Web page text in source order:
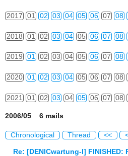
2017 01 02 03 04 05 06 07 08
2018 01 02 03 04 05 06 07 08
2019 01 02 03 04 05 06 07 08
2020 01 02 03 04 05 06 07 08
2021 01 02 03 04 05 06 07 08
2006/05 6 mails
Chronological Thread <<
Re: [DENICwartung-l] FINISHED: